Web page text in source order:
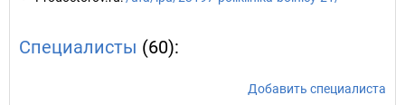
Специалисты (60):
Добавить специалиста